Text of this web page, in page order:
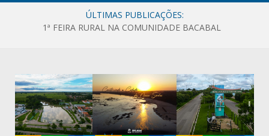
ÚLTIMAS PUBLICAÇÕES:
1ª FEIRA RURAL NA COMUNIDADE BACABAL